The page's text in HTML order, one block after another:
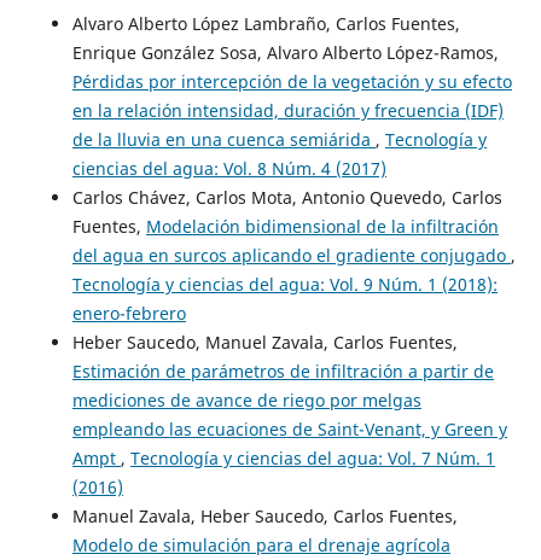
Alvaro Alberto López Lambraño, Carlos Fuentes,
Enrique González Sosa, Alvaro Alberto López-Ramos,
Pérdidas por intercepción de la vegetación y su efecto
en la relación intensidad, duración y frecuencia (IDF)
de la lluvia en una cuenca semiárida , Tecnología y
ciencias del agua: Vol. 8 Núm. 4 (2017)
Carlos Chávez, Carlos Mota, Antonio Quevedo, Carlos
Fuentes, Modelación bidimensional de la infiltración
del agua en surcos aplicando el gradiente conjugado ,
Tecnología y ciencias del agua: Vol. 9 Núm. 1 (2018):
enero-febrero
Heber Saucedo, Manuel Zavala, Carlos Fuentes,
Estimación de parámetros de infiltración a partir de
mediciones de avance de riego por melgas
empleando las ecuaciones de Saint-Venant, y Green y
Ampt , Tecnología y ciencias del agua: Vol. 7 Núm. 1
(2016)
Manuel Zavala, Heber Saucedo, Carlos Fuentes,
Modelo de simulación para el drenaje agrícola